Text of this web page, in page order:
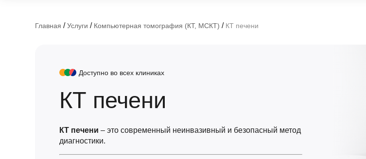
Главная /Услуги / Компьютерная томография (КТ, МСКТ) / КТ печени
Доступно во всех клиниках
КТ печени
КТ печени – это современный неинвазивный и безопасный метод
диагностики.